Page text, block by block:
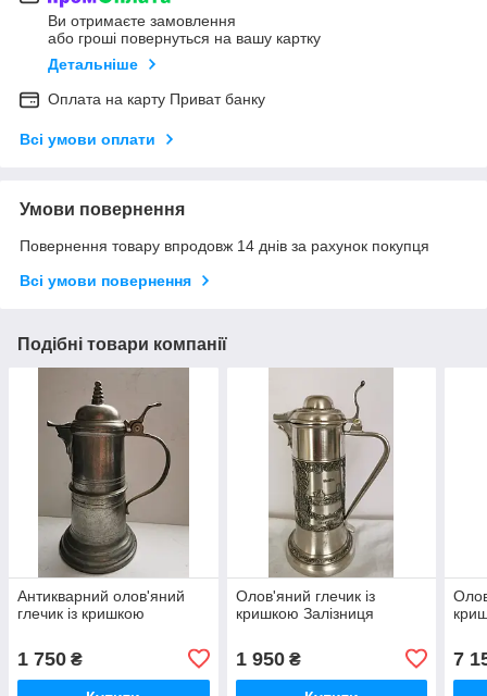
Ви отримаєте замовлення
або гроші повернуться на вашу картку
Детальніше
Оплата на карту Приват банку
Всі умови оплати
Умови повернення
Повернення товару впродовж 14 днів за рахунок покупця
Всі умови повернення
Подібні товари компанії
Антикварний олов'яний
глечик із кришкою
1 750 ₴
Олов'яний глечик із
кришкою Залізниця
1 950₴ 7